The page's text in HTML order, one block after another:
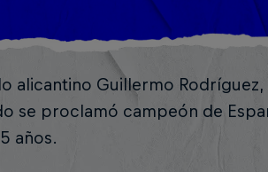
alicantino Guillermo
se proclamó campeón de
años.